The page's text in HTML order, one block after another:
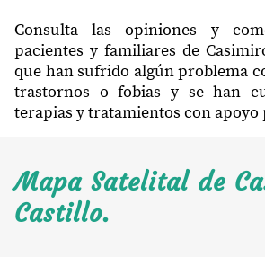
Consulta las opiniones y
pacientes y familiares de
que han sufrido algún problema
trastornos o fobias y se han
terapias y tratamientos con apoyo
Mapa Satelital de
Castillo.